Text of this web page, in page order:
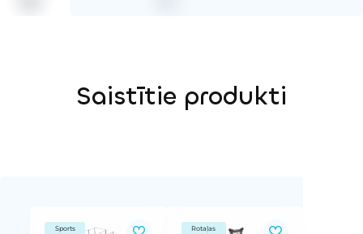
Saistītie produkti
Sports Rotaļas